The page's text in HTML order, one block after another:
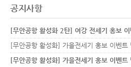
공지사항
[무안공항 활성화 2탄] 여강 전세기 홍보
[무안공항 활성화] 가을전세기 홍보 이벤트
[무안공항 활성화] 가을전세기 홍보 이벤트